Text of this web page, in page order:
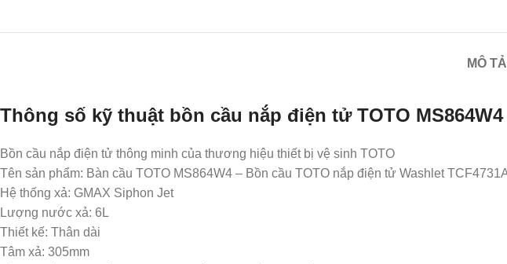
MÔ TẢ
Thông số kỹ thuật bồn cầu nắp điện tử TOTO MS864W4
Bồn cầu nắp điện tử thông minh của thương hiệu thiết bị vệ sinh TOTO
Tên sản phẩm: Bàn cầu TOTO MS864W4 – Bồn cầu TOTO nắp điện tử Washlet
Hệ thống xả: GMAX Siphon Jet
Lượng nước xả: 6L
Thiết kế: Thân dài
Tâm xả: 305mm